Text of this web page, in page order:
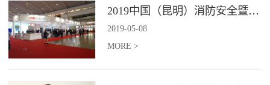
2019中国（昆明）消防安全暨应急救援装备展览会
2019-05-08
MORE >